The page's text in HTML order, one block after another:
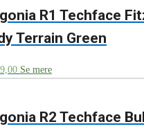
R1 Techface
Terrain Green
Se mere
R2 Techface